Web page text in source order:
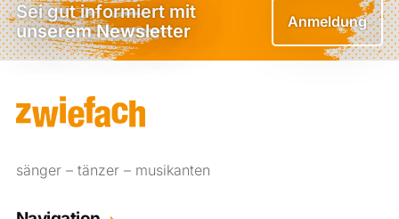
Sei gut informiert mit
unserem Newsletter
Anmeldung
sänger – tänzer – musikanten